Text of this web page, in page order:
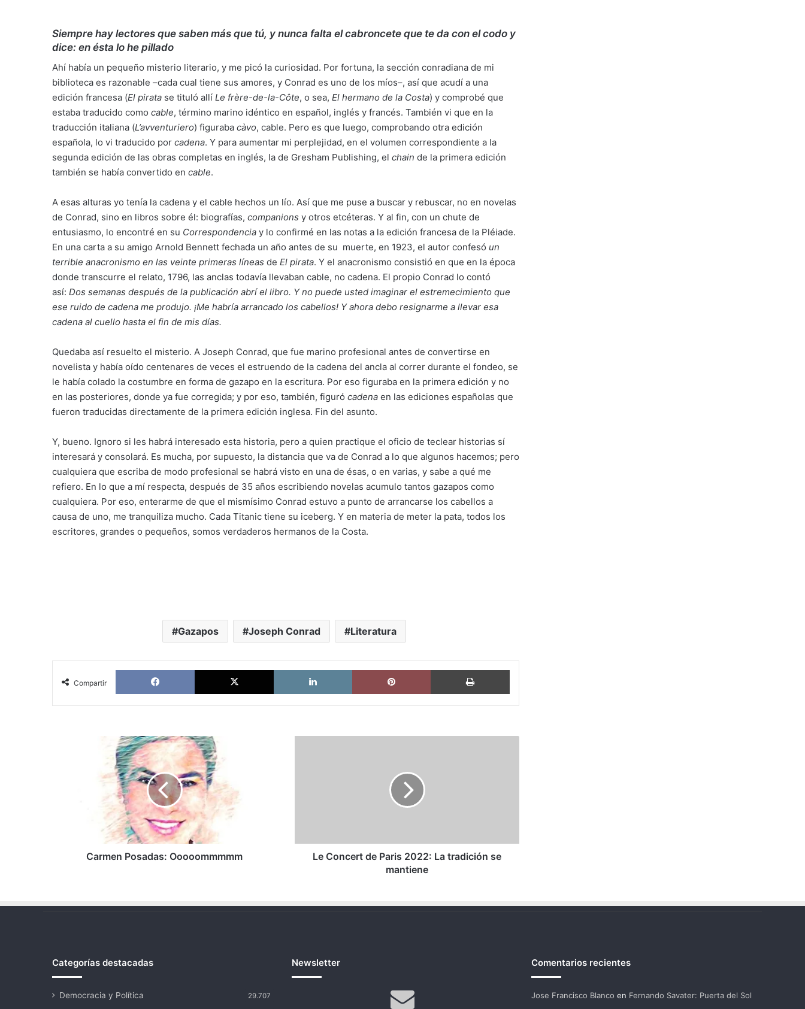
Siempre hay lectores que saben más que tú, y nunca falta el cabroncete que te da con el codo y
dice: en ésta lo he pillado
Ahí había un pequeño misterio literario, y me picó la curiosidad. Por fortuna, la sección conradiana de mi
biblioteca es razonable –cada cual tiene sus amores, y Conrad es uno de los míos–, así que acudí a una
edición francesa (El pirata se tituló allí Le frère-de-la-Côte, o sea, El hermano de la Costa) y comprobé que
estaba traducido como cable, término marino idéntico en español, inglés y francés. También vi que en la
traducción italiana (L’avventuriero) figuraba càvo, cable. Pero es que luego, comprobando otra edición
española, lo vi traducido por cadena. Y para aumentar mi perplejidad, en el volumen correspondiente a la
segunda edición de las obras completas en inglés, la de Gresham Publishing, el chain de la primera edición
también se había convertido en cable.
A esas alturas yo tenía la cadena y el cable hechos un lío. Así que me puse a buscar y rebuscar, no en novelas
de Conrad, sino en libros sobre él: biografías, companions y otros etcéteras. Y al fin, con un chute de
entusiasmo, lo encontré en su Correspondencia y lo confirmé en las notas a la edición francesa de la Pléiade.
En una carta a su amigo Arnold Bennett fechada un año antes de su muerte, en 1923, el autor confesó un
terrible anacronismo en las veinte primeras líneas de El pirata. Y el anacronismo consistió en que en la época
donde transcurre el relato, 1796, las anclas todavía llevaban cable, no cadena. El propio Conrad lo contó
así: Dos semanas después de la publicación abrí el libro. Y no puede usted imaginar el estremecimiento que
ese ruido de cadena me produjo. ¡Me habría arrancado los cabellos! Y ahora debo resignarme a llevar esa
cadena al cuello hasta el fin de mis días.
Quedaba así resuelto el misterio. A Joseph Conrad, que fue marino profesional antes de convertirse en
novelista y había oído centenares de veces el estruendo de la cadena del ancla al correr durante el fondeo, se
le había colado la costumbre en forma de gazapo en la escritura. Por eso figuraba en la primera edición y no
en las posteriores, donde ya fue corregida; y por eso, también, figuró cadena en las ediciones españolas que
fueron traducidas directamente de la primera edición inglesa. Fin del asunto.
Y, bueno. Ignoro si les habrá interesado esta historia, pero a quien practique el oficio de teclear historias sí
interesará y consolará. Es mucha, por supuesto, la distancia que va de Conrad a lo que algunos hacemos; pero
cualquiera que escriba de modo profesional se habrá visto en una de ésas, o en varias, y sabe a qué me
refiero. En lo que a mí respecta, después de 35 años escribiendo novelas acumulo tantos gazapos como
cualquiera. Por eso, enterarme de que el mismísimo Conrad estuvo a punto de arrancarse los cabellos a
causa de uno, me tranquiliza mucho. Cada Titanic tiene su iceberg. Y en materia de meter la pata, todos los
escritores, grandes o pequeños, somos verdaderos hermanos de la Costa.
Gazapos Joseph Conrad Literatura
Compartir
Facebook X LinkedIn Pinterest Imprimir
Ooooommmmm
Carmen Posadas: Ooooommmmm
mantiene
Le Concert de Paris 2022: La tradición se
mantiene
Categorías destacadas
Democracia y Política 29.707
Newsletter Comentarios recientes
Jose Francisco Blanco en Fernando Savater: Puerta del Sol